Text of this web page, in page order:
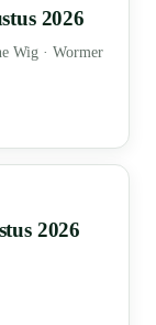
2026
Wig · Wormer
2026